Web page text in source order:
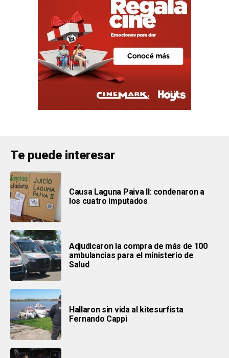
Te puede interesar
Causa Laguna Paiva II: condenaron a
los cuatro imputados
Adjudicaron la compra de más de 100
ambulancias para el ministerio de
Salud
Hallaron sin vida al kitesurfista
Fernando Cappi